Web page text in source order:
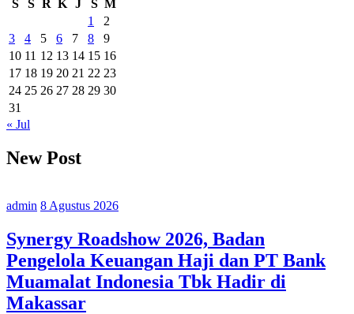
Lari
Spektakuler
di
Pulau
Bintan
S
S R K J S M
1
2
3
4 5 6 7 8
9
10 11 12 13 14 15 16
17 18 19 20 21 22 23
24 25 26 27 28 29 30
31
« Jul
New Post
admin 8 Agustus 2026
Synergy Roadshow 2026, Badan
Pengelola Keuangan Haji dan PT Bank
Muamalat Indonesia Tbk Hadir di
Makassar